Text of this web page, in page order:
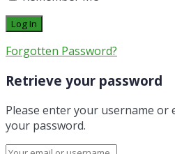
Forgotten Password?
Retrieve your password
Please enter your username or
your password.